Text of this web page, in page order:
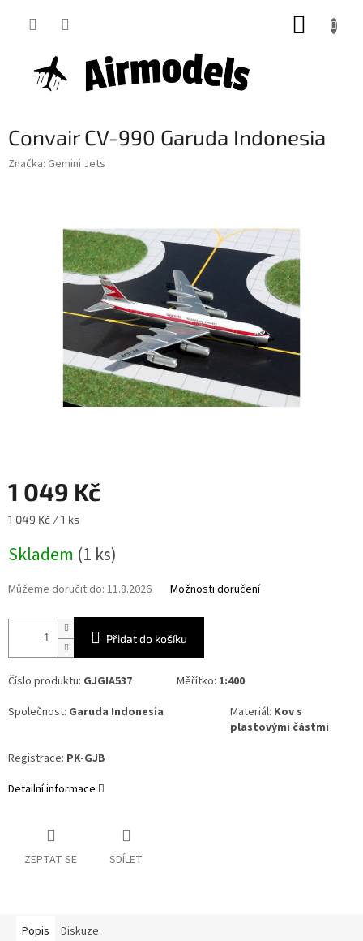
Convair CV-990 Garuda Indonesia
Značka: Gemini Jets
1 049 Kč
Měrná
1 049 Kč / 1 ks
Skladem (1 ks)
Můžeme doručit do: 11.8.2026 Možnosti doručení
Přidat do košíku
Číslo produktu: GJGIA537 Měřítko: 1:400
Společnost: Garuda Indonesia Materiál: Kov s
plastovými částmi
Registrace: PK-GJB
Detailní informace
ZEPTAT SE SDÍLET
Popis Diskuze